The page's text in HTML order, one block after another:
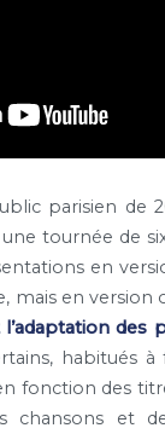
parisien de
tournée de
en
mais en
des
habitués
fonction des
chansons et